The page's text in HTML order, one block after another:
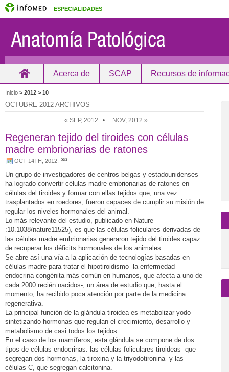
ESPECIALIDADES
Acerca de SCAP Recursos de
Inicio > 2012 > 10
OCTUBRE 2012 ARCHIVOS
« SEP, 2012 • NOV, 2012 »
Regeneran tejido del tiroides con células
madre embrionarias de ratones
OCT 14TH, 2012
Un grupo de investigadores de centros belgas y estadounidenses
ha logrado convertir células madre embrionarias de ratones en
células del tiroides y formar con ellas tejidos que, una vez
trasplantados en roedores, fueron capaces de cumplir su misión de
regular los niveles hormonales del animal.
Lo más relevante del estudio, publicado en Nature
:10.1038/nature11525), es que las células foliculares derivadas de
las células madre embrionarias generaron tejido del tiroides capaz
de recuperar los déficits hormonales de los animales.
Se abre así una vía a la aplicación de tecnologías basadas en
células madre para tratar el hipotiroidismo -la enfermedad
endocrina congénita más común en humanos, que afecta a uno de
cada 2000 recién nacidos-, un área de estudio que, hasta el
momento, ha recibido poca atención por parte de la medicina
regenerativa.
La principal función de la glándula tiroidea es metabolizar yodo
sintetizando hormonas que regulan el crecimiento, desarrollo y
metabolismo de casi todos los tejidos.
En el caso de los mamíferos, esta glándula se compone de dos
tipos de células endocrinas: las células foliculares tiroideas -que
segregan dos hormonas, la tiroxina y la triyodotironina- y las
células C, que segregan calcitonina.